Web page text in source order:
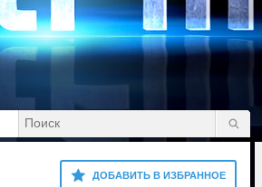
ДОБАВИТЬ В ИЗБРАННОЕ